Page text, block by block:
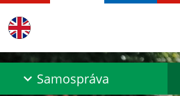
Samospráva